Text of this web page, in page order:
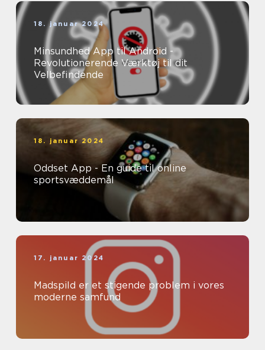
18. januar 2024
Minsundhed App til Android -
Revolutionerende Værktøj til dit
Velbefindende
18. januar 2024
Oddset App - En guide til online
sportsvæddemål
17. januar 2024
Madspild er et stigende problem i vores
moderne samfund